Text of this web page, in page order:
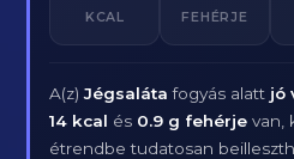
KCAL FEHÉRJE
A(z)Jégsaláta fogyás alatt jó
14 kcal és 0.9 g fehérje van,
étrendbe tudatosan